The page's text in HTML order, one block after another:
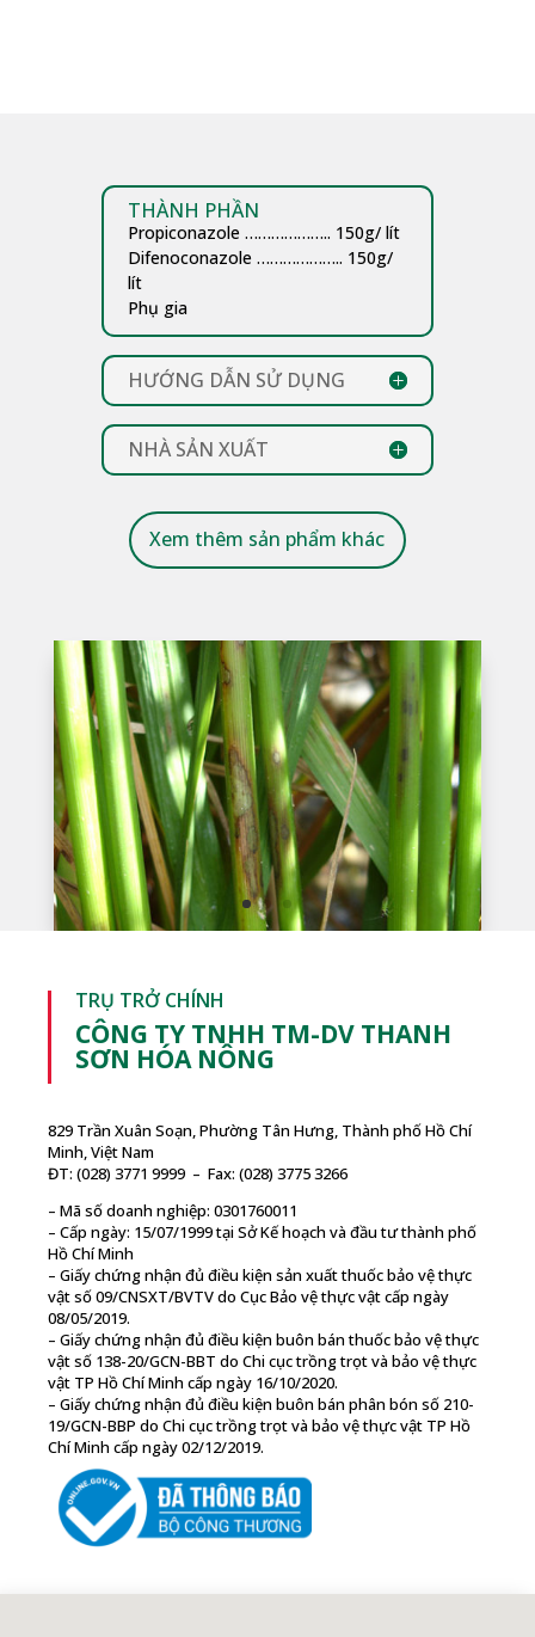
THÀNH PHẦN
Propiconazole ……………….. 150g/ lít
Difenoconazole ……………….. 150g/
lít
Phụ gia
HƯỚNG DẪN SỬ DỤNG
NHÀ SẢN XUẤT
Xem thêm sản phẩm khác
TRỤ TRỞ CHÍNH
CÔNG TY TNHH TM-DV THANH
SƠN HÓA NÔNG
829 Trần Xuân Soạn, Phường Tân Hưng, Thành phố Hồ Chí
Minh, Việt Nam
ĐT: (028) 3771 9999 – Fax: (028) 3775 3266
– Mã số doanh nghiệp: 0301760011
– Cấp ngày: 15/07/1999 tại Sở Kế hoạch và đầu tư thành phố
Hồ Chí Minh
– Giấy chứng nhận đủ điều kiện sản xuất thuốc bảo vệ thực
vật số 09/CNSXT/BVTV do Cục Bảo vệ thực vật cấp ngày
08/05/2019.
– Giấy chứng nhận đủ điều kiện buôn bán thuốc bảo vệ thực
vật số 138-20/GCN-BBT do Chi cục trồng trọt và bảo vệ thực
vật TP Hồ Chí Minh cấp ngày 16/10/2020.
– Giấy chứng nhận đủ điều kiện buôn bán phân bón số 210-
19/GCN-BBP do Chi cục trồng trọt và bảo vệ thực vật TP Hồ
Chí Minh cấp ngày 02/12/2019.